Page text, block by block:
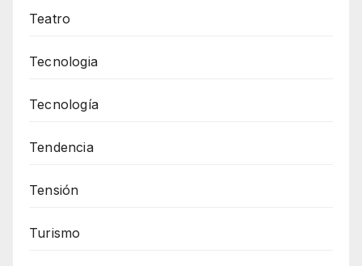
Teatro
Tecnologia
Tecnología
Tendencia
Tensión
Turismo